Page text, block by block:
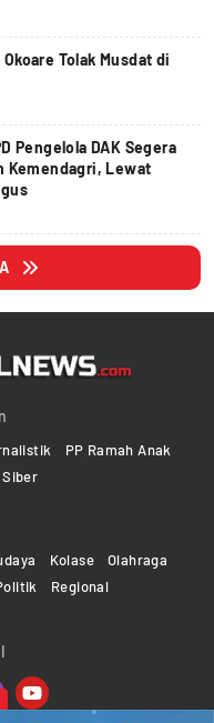
Tolak Musdat di
Pengelola DAK Segera
Kemendagri, Lewat
PP Ramah Anak
Siber
Kolase
Olahraga
Regional